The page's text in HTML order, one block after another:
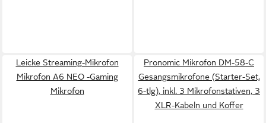
Leicke Streaming-Mikrofon
Mikrofon A6 NEO -Gaming
Mikrofon
Pronomic Mikrofon DM-58-C
Gesangsmikrofone (Starter-Set,
6-tlg), inkl. 3 Mikrofonstativen, 3
XLR-Kabeln und Koffer